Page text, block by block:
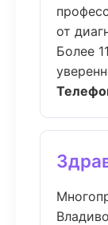
от
Более